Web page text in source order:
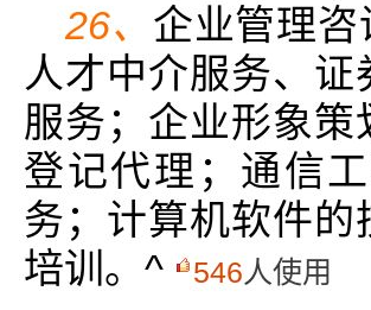
26、 企业管理
人才中介服务、
服务；企业形象
登记代理；通信
务；计算机软件
培训。^
546人使用